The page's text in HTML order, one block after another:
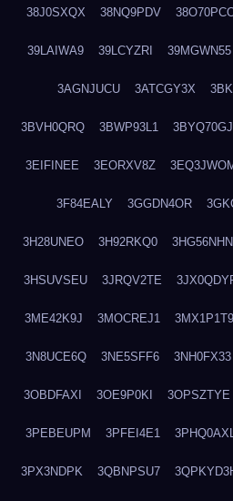
38J0SXQX 38NQ9PDV
39LAIWA9 39LCYZRI 39MGWN55
3AGNJUCU 3ATCGY3X
3BVH0QRQ 3BWP93L1 3BYQ70GJ
3EIFINEE 3EORXV8Z
3F84EALY 3GGDN4OR
3H28UNEO 3H92RKQ0 3HG56NHN
3HSUVSEU 3JRQV2TE
3ME42K9J 3MOCREJ1 3MX1P1T9
3N8UCE6Q 3NE5SFF6 3NH0FX33
3OBDFAXI 3OE9P0KI 3OPSZTYE
3PEBEUPM 3PFEI4E1 3PHQ0AXL
3PX3NDPK 3QBNPSU7